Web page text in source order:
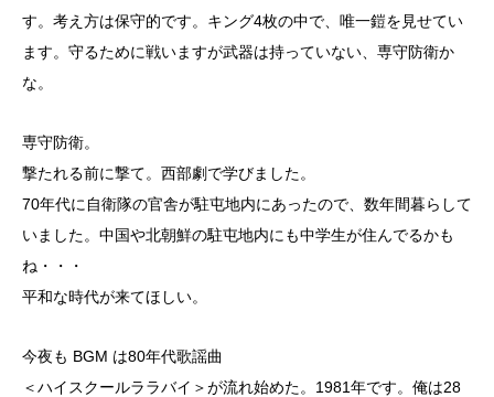
す。考え方は保守的です。キング4枚の中で、唯一鎧を見せてい
ます。守るために戦いますが武器は持っていない、専守防衛か
な。
専守防衛。
撃たれる前に撃て。西部劇で学びました。
70年代に自衛隊の官舎が駐屯地内にあったので、数年間暮らして
いました。中国や北朝鮮の駐屯地内にも中学生が住んでるかも
ね・・・
平和な時代が来てほしい。
今夜も BGM は80年代歌謡曲
＜ハイスクールララバイ＞が流れ始めた。1981年です。俺は28